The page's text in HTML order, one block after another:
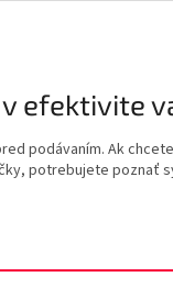
efektivite
podávaním. Ak
potrebujete poznať